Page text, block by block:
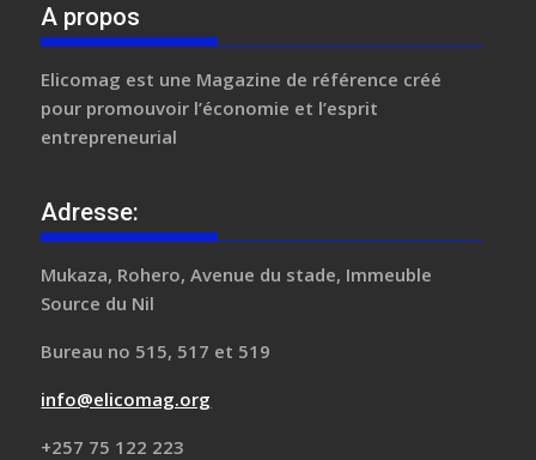
A propos
Elicomag est une Magazine de référence créé
pour promouvoir l’économie et l’esprit
entrepreneurial
Adresse:
Mukaza, Rohero, Avenue du stade, Immeuble
Source du Nil
Bureau no 515, 517 et 519
info@elicomag.org
+257 75 122 223